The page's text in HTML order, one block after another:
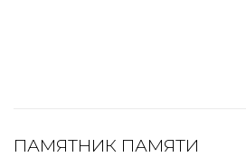
ПАМЯТНИК ПАМЯТИ